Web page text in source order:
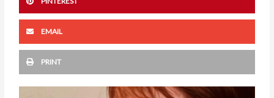
EMAIL
PRINT